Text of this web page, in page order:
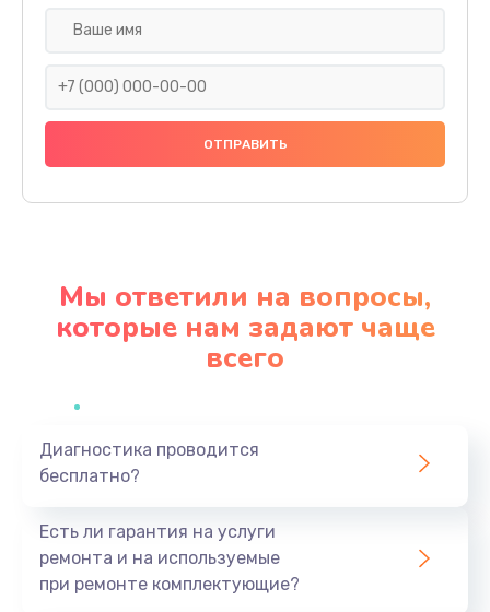
Замена праймера
1000 руб.
Заказать
Профилактическая чистка
Заказать
Мы ответили на вопросы,
которые нам задают чаще
всего
Диагностика проводится
бесплатно?
Есть ли гарантия на услуги
ремонта и на используемые
при ремонте комплектующие?